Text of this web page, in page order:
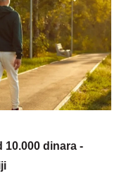
10.000 dinara -